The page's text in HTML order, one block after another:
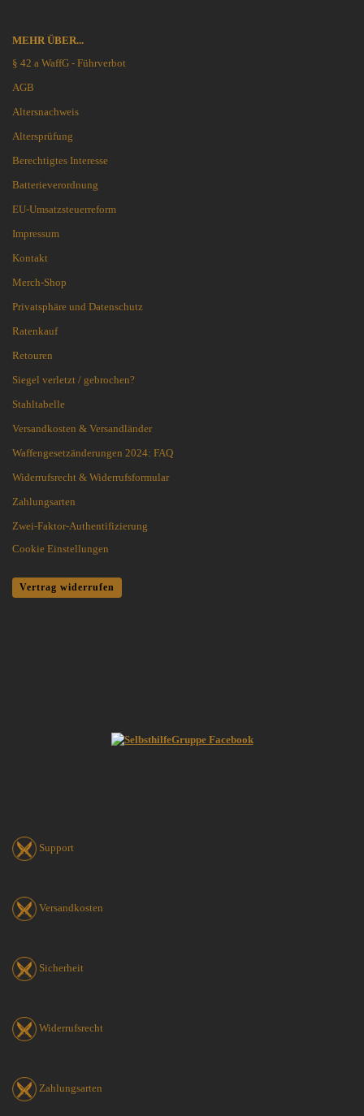
MEHR ÜBER...
§ 42 a WaffG - Führverbot
AGB
Altersnachweis
Altersprüfung
Berechtigtes Interesse
Batterieverordnung
EU-Umsatzsteuerreform
Impressum
Kontakt
Merch-Shop
Privatsphäre und Datenschutz
Ratenkauf
Retouren
Siegel verletzt / gebrochen?
Stahltabelle
Versandkosten & Versandländer
Waffengesetzänderungen 2024: FAQ
Widerrufsrecht & Widerrufsformular
Zahlungsarten
Zwei-Faktor-Authentifizierung
Cookie Einstellungen
Vertrag widerrufen
Support
Versandkosten
Sicherheit
Widerrufsrecht
Zahlungsarten